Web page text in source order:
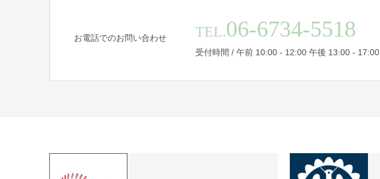
お電話でのお問い合わせ TEL.06-6734-5518
受付時間 / 午前 10:00 - 12:00 午後 13:00 - 17:00